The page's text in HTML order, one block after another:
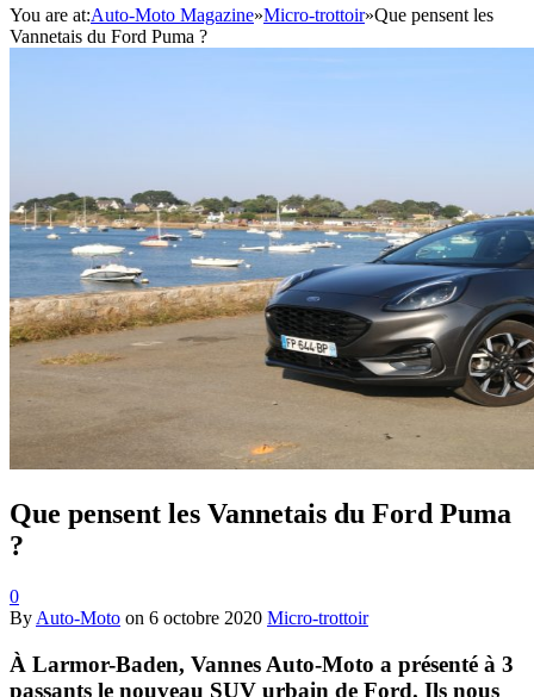
You are at:Auto-Moto Magazine»Micro-trottoir»Que pensent les
Vannetais du Ford Puma ?
Que pensent les Vannetais du Ford Puma
?
0
By Auto-Moto on 6 octobre 2020 Micro-trottoir
À Larmor-Baden, Vannes Auto-Moto a présenté à 3
passants le nouveau SUV urbain de Ford. Ils nous